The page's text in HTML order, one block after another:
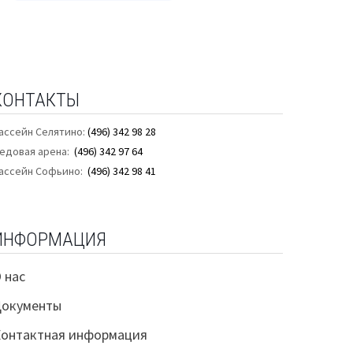
Селятино:(496) 342 98 28
арена:(496) 342 97 64
Софьино:(496) 342 98 41
нас
информация